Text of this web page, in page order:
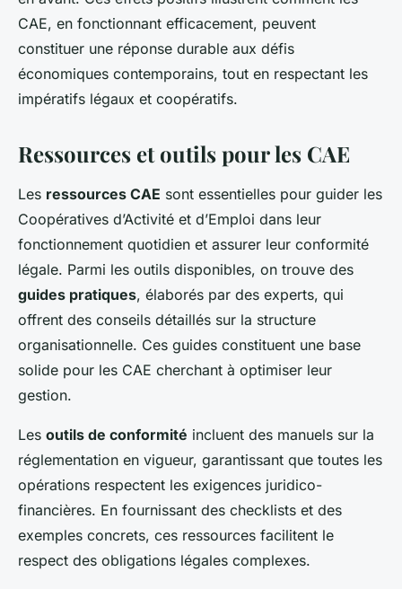
CAE, en fonctionnant efficacement, peuvent
constituer une réponse durable aux défis
économiques contemporains, tout en respectant les
impératifs légaux et coopératifs.
Ressources et outils pour les CAE
Les ressources CAE sont essentielles pour guider les
Coopératives d’Activité et d’Emploi dans leur
fonctionnement quotidien et assurer leur conformité
légale. Parmi les outils disponibles, on trouve des
guides pratiques, élaborés par des experts, qui
offrent des conseils détaillés sur la structure
organisationnelle. Ces guides constituent une base
solide pour les CAE cherchant à optimiser leur
gestion.
Les outils de conformité incluent des manuels sur la
réglementation en vigueur, garantissant que toutes les
opérations respectent les exigences juridico-
financières. En fournissant des checklists et des
exemples concrets, ces ressources facilitent le
respect des obligations légales complexes.